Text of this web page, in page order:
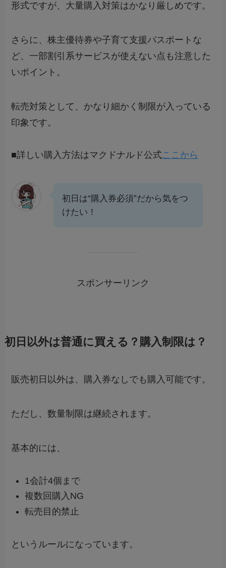
形式ですが、大量購入対策はかなり厳しめです。
さらに、株主優待券や子育て支援パスポートな
ど、一部割引系サービスが使えない点も注意した
いポイント。
転売対策として、かなり細かく制限が入っている
印象です。
■詳しい購入方法はマクドナルド公式ここから
初日は“購入券必須”だから気をつ
けたい！
スポンサーリンク
初日以外は普通に買える？購入制限は？
販売初日以外は、購入券なしでも購入可能です。
ただし、数量制限は継続されます。
基本的には、
1会計4個まで
複数回購入NG
転売目的禁止
というルールになっています。